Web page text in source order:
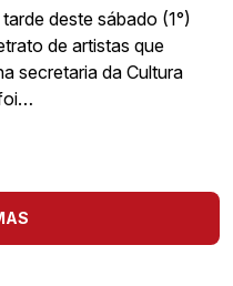
deste sábado (1°)
de artistas que
secretaria da Cultura